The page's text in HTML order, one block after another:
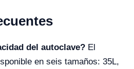
del autoclave? El
en seis tamaños: 35L,